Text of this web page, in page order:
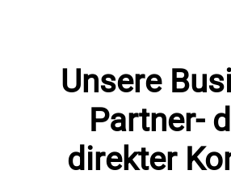
Unsere
Partner-
direkter